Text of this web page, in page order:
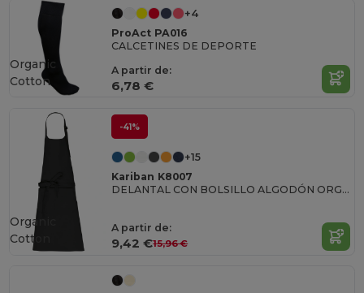
+4
ProAct PA016
CALCETINES DE DEPORTE
A partir de:
6,78 €
Organic
Cotton
-41%
+15
Kariban K8007
DELANTAL CON BOLSILLO ALGODÓN ORGÁNICO
A partir de:
9,42 €15,96 €
Organic
Cotton